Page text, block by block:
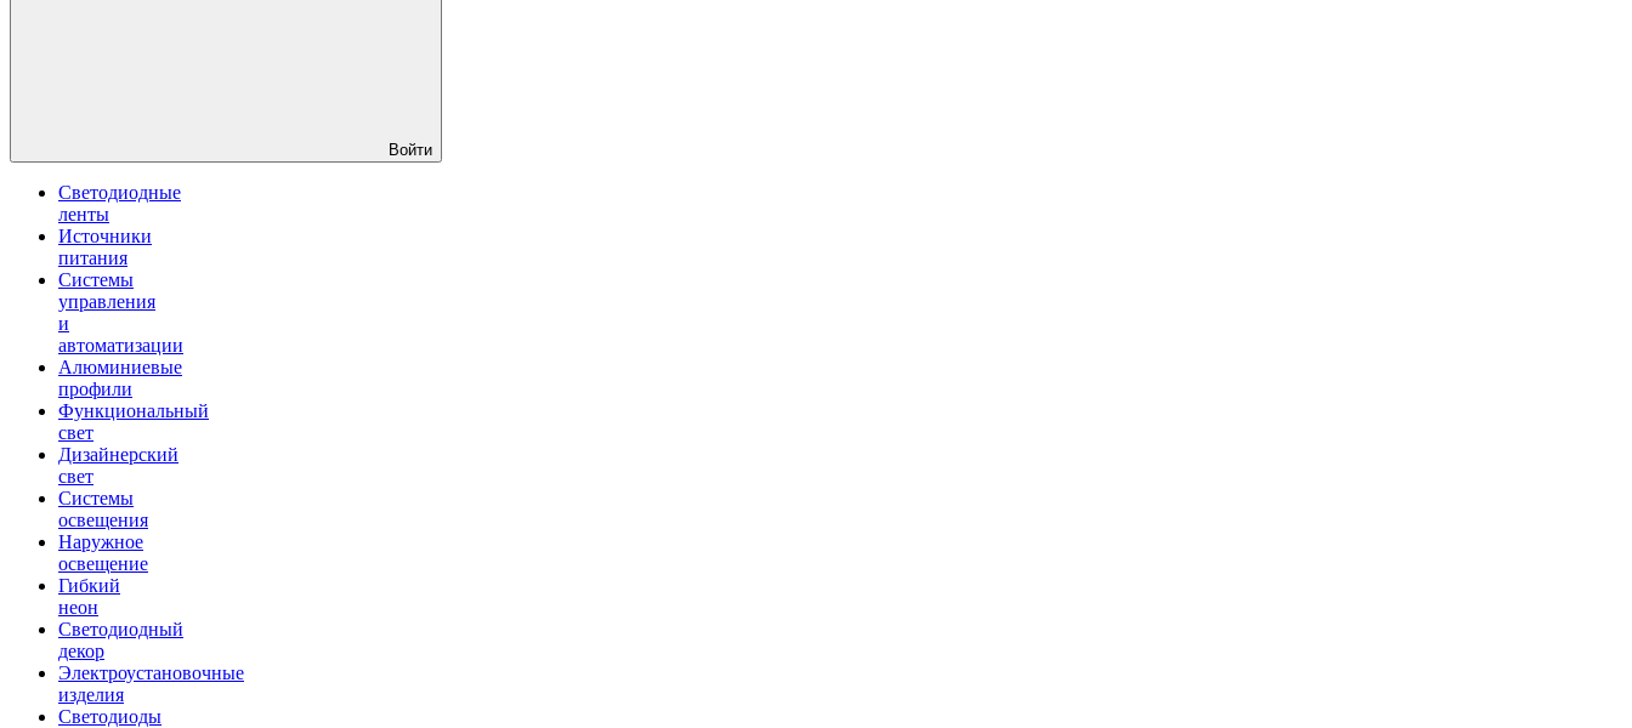
Войти
Светодиодные
ленты
Источники
питания
Системы
управления
и
автоматизации
Алюминиевые
профили
Функциональный
свет
Дизайнерский
свет
Системы
освещения
Наружное
освещение
Гибкий
неон
Светодиодный
декор
Электроустановочные
изделия
Светодиоды